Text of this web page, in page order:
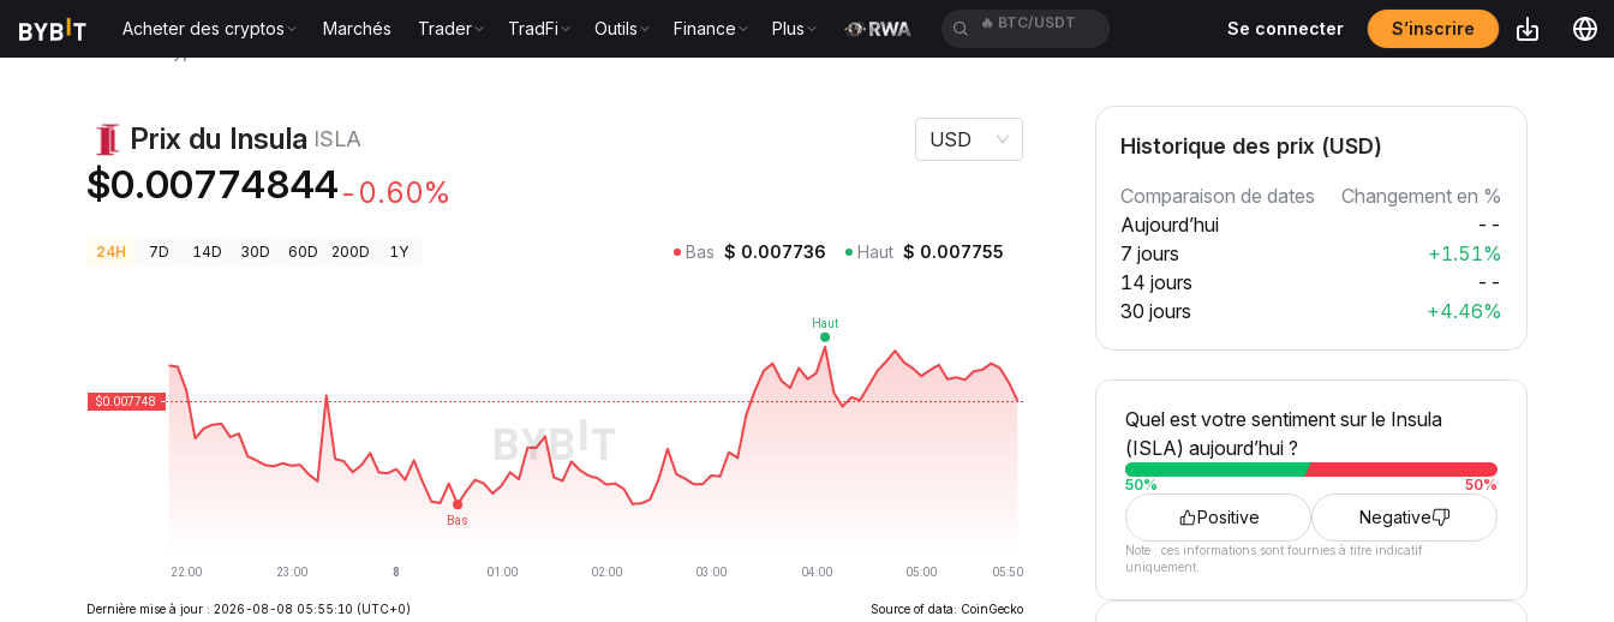
Acheter des cryptos Marchés Trader TradFi Outils Finance Plus 🔥 ETH/USDT Se connecter S’inscrire
Prix du Insula ISLA
$0.00774844-0.60%
USD
24H 7D 14D 30D 60D 200D 1Y Bas $ 0.007736 Haut $ 0.007755
Dernière mise à jour : 2026-08-08 05:55:10 (UTC+0) Source of data: CoinGecko
Historique des prix (USD)
Comparaison de dates
Changement en %
Aujourd’hui
--
7 jours
+1.51%
14 jours
--
30 jours
+4.46%
Quel est votre sentiment sur le Insula
(ISLA) aujourd’hui ?
50% 50%
Positive Negative
Note : ces informations sont fournies à titre indicatif
uniquement.